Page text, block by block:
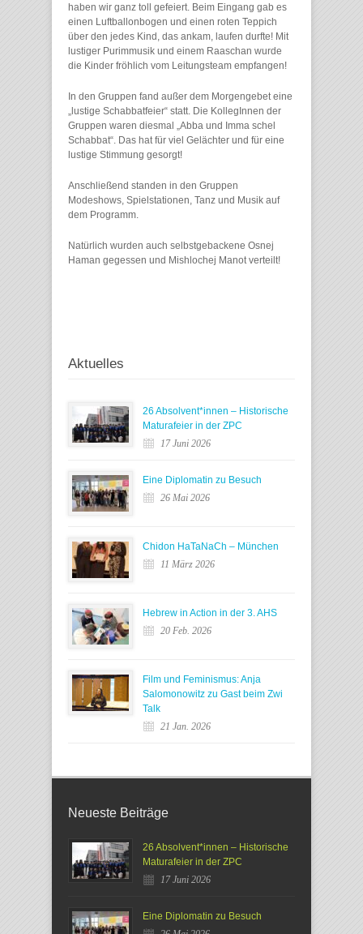
haben wir ganz toll gefeiert. Beim Eingang gab es
einen Luftballonbogen und einen roten Teppich
über den jedes Kind, das ankam, laufen durfte! Mit
lustiger Purimmusik und einem Raaschan wurde
die Kinder fröhlich vom Leitungsteam empfangen!
In den Gruppen fand außer dem Morgengebet eine
„lustige Schabbatfeier“ statt. Die KollegInnen der
Gruppen waren diesmal „Abba und Imma schel
Schabbat“. Das hat für viel Gelächter und für eine
lustige Stimmung gesorgt!
Anschließend standen in den Gruppen
Modeshows, Spielstationen, Tanz und Musik auf
dem Programm.
Natürlich wurden auch selbstgebackene Osnej
Haman gegessen und Mishlochej Manot verteilt!
Aktuelles
26 Absolvent*innen – Historische
Maturafeier in der ZPC
17 Juni 2026
Eine Diplomatin zu Besuch
26 Mai 2026
Chidon HaTaNaCh – München
11 März 2026
Hebrew in Action in der 3. AHS
20 Feb. 2026
Film und Feminismus: Anja
Salomonowitz zu Gast beim Zwi
Talk
21 Jan. 2026
Neueste Beiträge
26 Absolvent*innen – Historische
Maturafeier in der ZPC
17 Juni 2026
Eine Diplomatin zu Besuch